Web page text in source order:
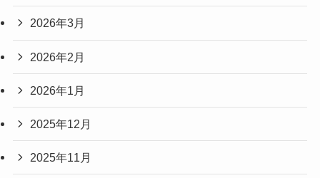
2026年3月
2026年2月
2026年1月
2025年12月
2025年11月